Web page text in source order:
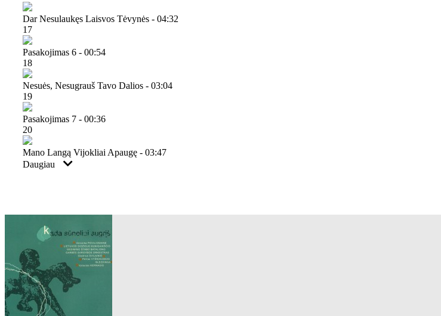
Dar Nesulaukęs Laisvos Tėvynės - 04:32
17
Pasakojimas 6 - 00:54
18
Nesuės, Nesugrauš Tavo Dalios - 03:04
19
Pasakojimas 7 - 00:36
20
Mano Langą Vijokliai Apaugę - 03:47
Daugiau